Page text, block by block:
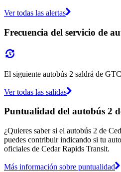
Ver todas las alertas
Frecuencia del servicio de
El siguiente autobús 2 saldrá de
Ver todas las salidas
Puntualidad del autobús 2
¿Quieres saber si el autobús 2 de
puedes contribuir indicando si tu
oficiales de Cedar Rapids Transit.
Más información sobre puntualidad